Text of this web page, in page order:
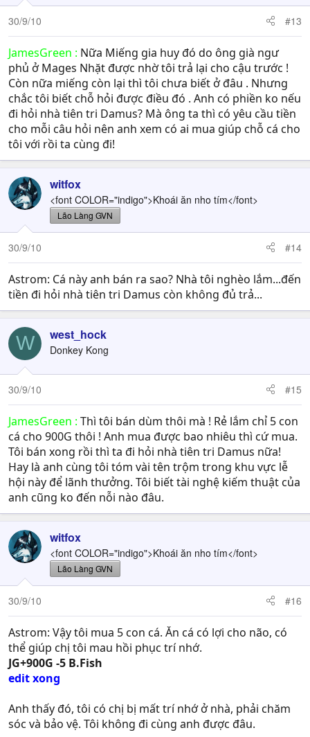
30/9/10 #13
JamesGreen : Nữa Miếng gia huy đó do ông già ngư
phủ ở Mages Nhặt được nhờ tôi trả lại cho cậu trước !
Còn nữa miếng còn lại thì tôi chưa biết ở đâu . Nhưng
chắc tôi biết chỗ hỏi được điều đó . Anh có phiền ko nếu
đi hỏi nhà tiên tri Damus? Mà ông ta thì có yêu cầu tiền
cho mỗi câu hỏi nên anh xem có ai mua giúp chỗ cá cho
tôi với rồi ta cùng đi!
witfox
<font COLOR="indigo">Khoái ăn nho tím</font>
Lão Làng GVN
30/9/10 #14
Astrom: Cá này anh bán ra sao? Nhà tôi nghèo lắm...đến
tiền đi hỏi nhà tiên tri Damus còn không đủ trả...
W west_hock
Donkey Kong
30/9/10 #15
JamesGreen : Thì tôi bán dùm thôi mà ! Rẻ lắm chỉ 5 con
cá cho 900G thôi ! Anh mua được bao nhiêu thì cứ mua.
Tôi bán xong rồi thì ta đi hỏi nhà tiên tri Damus nữa!
Hay là anh cùng tôi tóm vài tên trộm trong khu vực lễ
hội này để lãnh thưởng. Tôi biết tài nghệ kiếm thuật của
anh cũng ko đến nỗi nào đâu.
witfox
<font COLOR="indigo">Khoái ăn nho tím</font>
Lão Làng GVN
30/9/10 #16
Astrom: Vậy tôi mua 5 con cá. Ăn cá có lợi cho não, có
thể giúp chị tôi mau hồi phục trí nhớ.
JG+900G -5 B.Fish
edit xong
Anh thấy đó, tôi có chị bị mất trí nhớ ở nhà, phải chăm
sóc và bảo vệ. Tôi không đi cùng anh được đâu.